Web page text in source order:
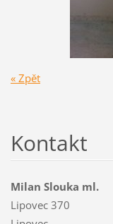
« Zpět
Kontakt
Milan Slouka ml.
Lipovec 370